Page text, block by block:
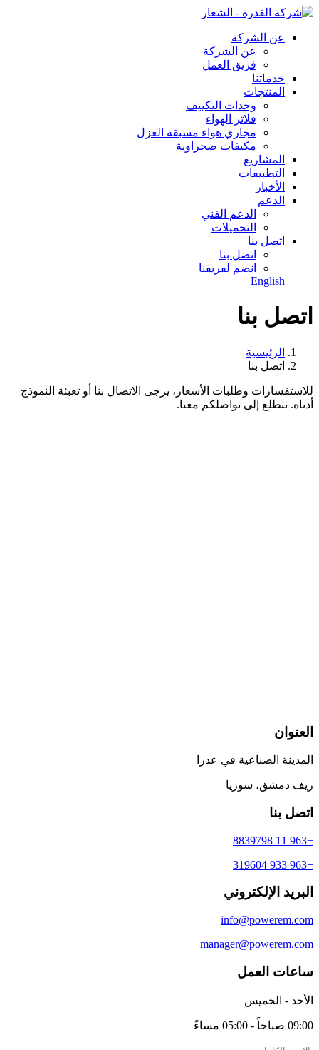
عن الشركة
عن الشركة
فريق العمل
خدماتنا
المنتجات
وحدات التكييف
فلاتر الهواء
مجاري هواء مسبقة العزل
مكيفات صحراوية
المشاريع
التطبيقات
الأخبار
الدعم
الدعم الفني
التحميلات
اتصل بنا
اتصل بنا
انضم لفريقنا
English
اتصل بنا
الرئيسية
اتصل بنا
للاستفسارات وطلبات الأسعار، يرجى الاتصال بنا أو تعبئة النموذج
أدناه. نتطلع إلى تواصلكم معنا.
العنوان
المدينة الصناعية في عدرا
ريف دمشق، سوريا
اتصل بنا
+963 11 8839798
+963 933 319604
البريد الإلكتروني
info@powerem.com
manager@powerem.com
ساعات العمل
الأحد - الخميس
09:00 صباحاً - 05:00 مساءً